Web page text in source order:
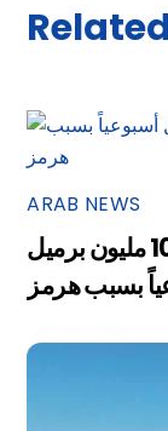
ARAB NEWS
رئيس “أرامكو”: العالم يخسر 100 مليون برميل
بسبب هرمز